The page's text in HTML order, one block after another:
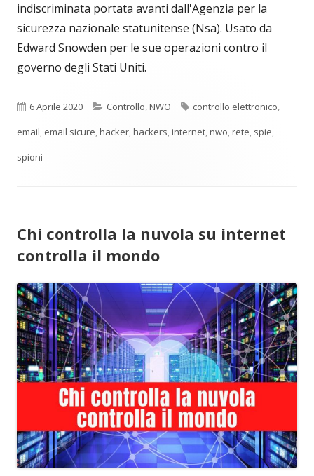
indiscriminata portata avanti dall'Agenzia per la
sicurezza nazionale statunitense (Nsa). Usato da
Edward Snowden per le sue operazioni contro il
governo degli Stati Uniti.
Pubblicato
6 Aprile 2020 Categorie
Controllo,NWO Tag
controllo elettronico,
email, email sicure,hacker,hackers,internet,nwo,rete, spie,
spioni
Chi controlla la nuvola su internet
controlla il mondo